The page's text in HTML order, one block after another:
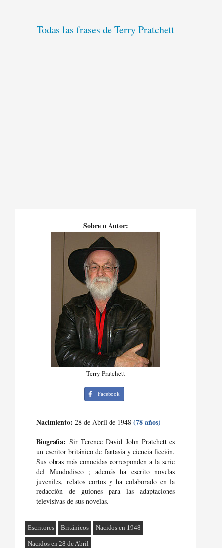
Todas las frases de Terry Pratchett
Sobre o Autor:
Terry Pratchett
Facebook
Nacimiento: 28 de Abril de 1948(78 años)
Biografia: Sir Terence David John Pratchett es
un escritor británico de fantasía y ciencia ficción.
Sus obras más conocidas corresponden a la serie
del Mundodisco ; además ha escrito novelas
juveniles, relatos cortos y ha colaborado en la
redacción de guiones para las adaptaciones
televisivas de sus novelas.
Escritores Británicos Nacidos en 1948
Nacidos en 28 de Abril